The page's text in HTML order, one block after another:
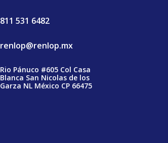
811 531 6482
renlop@renlop.mx
Rio Pánuco #605 Col Casa
Blanca San Nicolas de los
Garza NL México CP 66475